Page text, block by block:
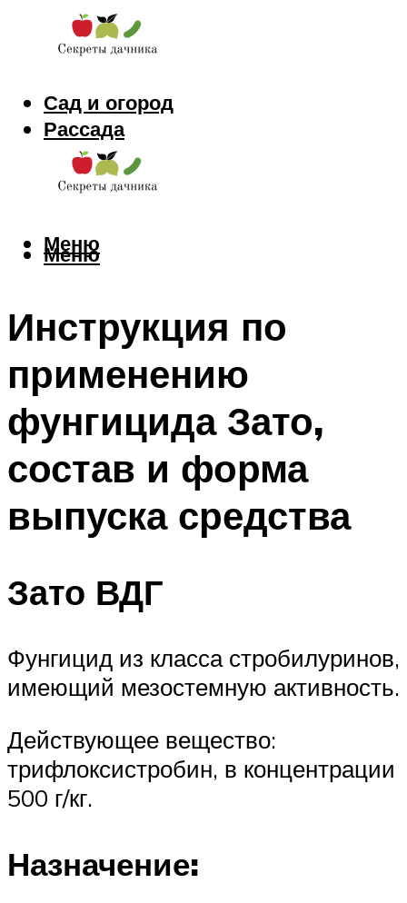
Сад и огород
Рассада
Цветы
Заготовки
Меню
Меню
Инструкция по
применению
фунгицида Зато,
состав и форма
выпуска средства
Зато ВДГ
Фунгицид из класса стробилуринов,
имеющий мезостемную активность.
Действующее вещество:
трифлоксистробин, в концентрации
500 г/кг.
Назначение: